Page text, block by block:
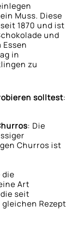
Muss. Diese
1870 und ist
und
in
zu
solltest:
: Die
Churros ist
die
Art
seit
Rezept